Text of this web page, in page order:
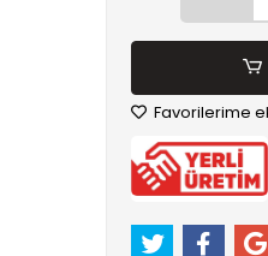
Favorilerime